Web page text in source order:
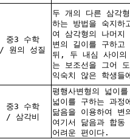
중3 수학
/ 원의 성질
두 개의 다른 삼각
하는 방법을 숙지하
여 삼각형의 나머
변의 길이를 구하
뒤, 두 내심 사이의
는 보조선을 그어
익숙치 않은 학생
중3 수학
/ 삼각비
평행사변형의 넓이
넓이를 구하는 과정
닮음을 이용하여
여기서 닮음과 합동
어려운 편이다.